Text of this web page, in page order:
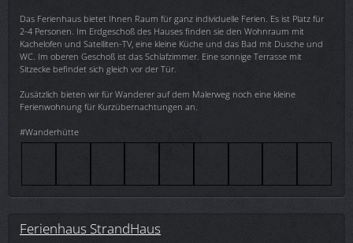
Das Ferienhaus bietet Ihnen Raum für ganz individuelle Ferien. Es ist Platz für
2-4 Personen. Im Erdgeschoß des Hauses finden sie den Wohnraum mit
Kachelofen und Satelliten-TV, eine kleine Küche und das Bad mit Dusche und
WC. Im oberen Geschoß ist das Schlafzimmer. Eine sonnige Terrasse mit
Sitzecke befindet sich gleich vor der Tür.
Zusätzlich bieten wir für Wanderer auf dem Malerweg noch eine kleine
Ferienwohnung für Kurzübernachtungen an.
#Wanderhütte
Ferienhaus StrandHaus